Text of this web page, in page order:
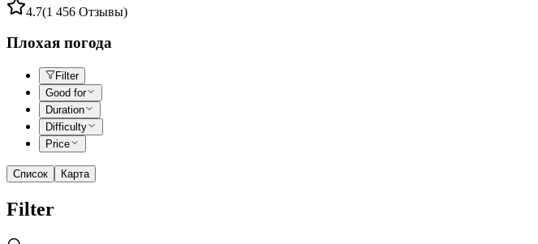
4.7(1 456 Отзывы)
Плохая погода
Filter
Good for
Duration
Difficulty
Price
Список Карта
Filter